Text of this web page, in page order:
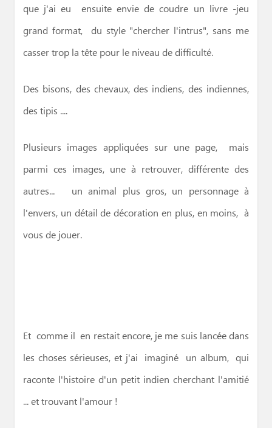
que j'ai eu ensuite envie de coudre un livre -jeu
grand format, du style "chercher l'intrus", sans me
casser trop la tête pour le niveau de difficulté.
Des bisons, des chevaux, des indiens, des indiennes,
des tipis ....
Plusieurs images appliquées sur une page, mais
parmi ces images, une à retrouver, différente des
autres... un animal plus gros, un personnage à
l'envers, un détail de décoration en plus, en moins, à
vous de jouer.
Et comme il en restait encore, je me suis lancée dans
les choses sérieuses, et j'ai imaginé un album, qui
raconte l'histoire d'un petit indien cherchant l'amitié
... et trouvant l'amour !